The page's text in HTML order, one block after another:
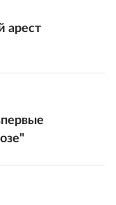
арест